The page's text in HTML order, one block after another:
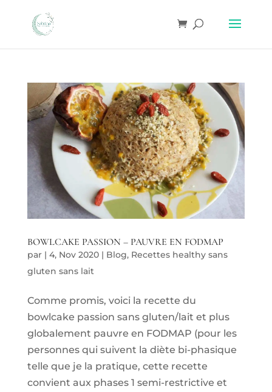
BOWLCAKE PASSION – PAUVRE EN FODMAP
par | 4, Nov 2020| Blog, Recettes healthy sans
gluten sans lait
Comme promis, voici la recette du
bowlcake passion sans gluten/lait et plus
globalement pauvre en FODMAP (pour les
personnes qui suivent la diète bi-phasique
telle que je la pratique, cette recette
convient aux phases 1 semi-restrictive et